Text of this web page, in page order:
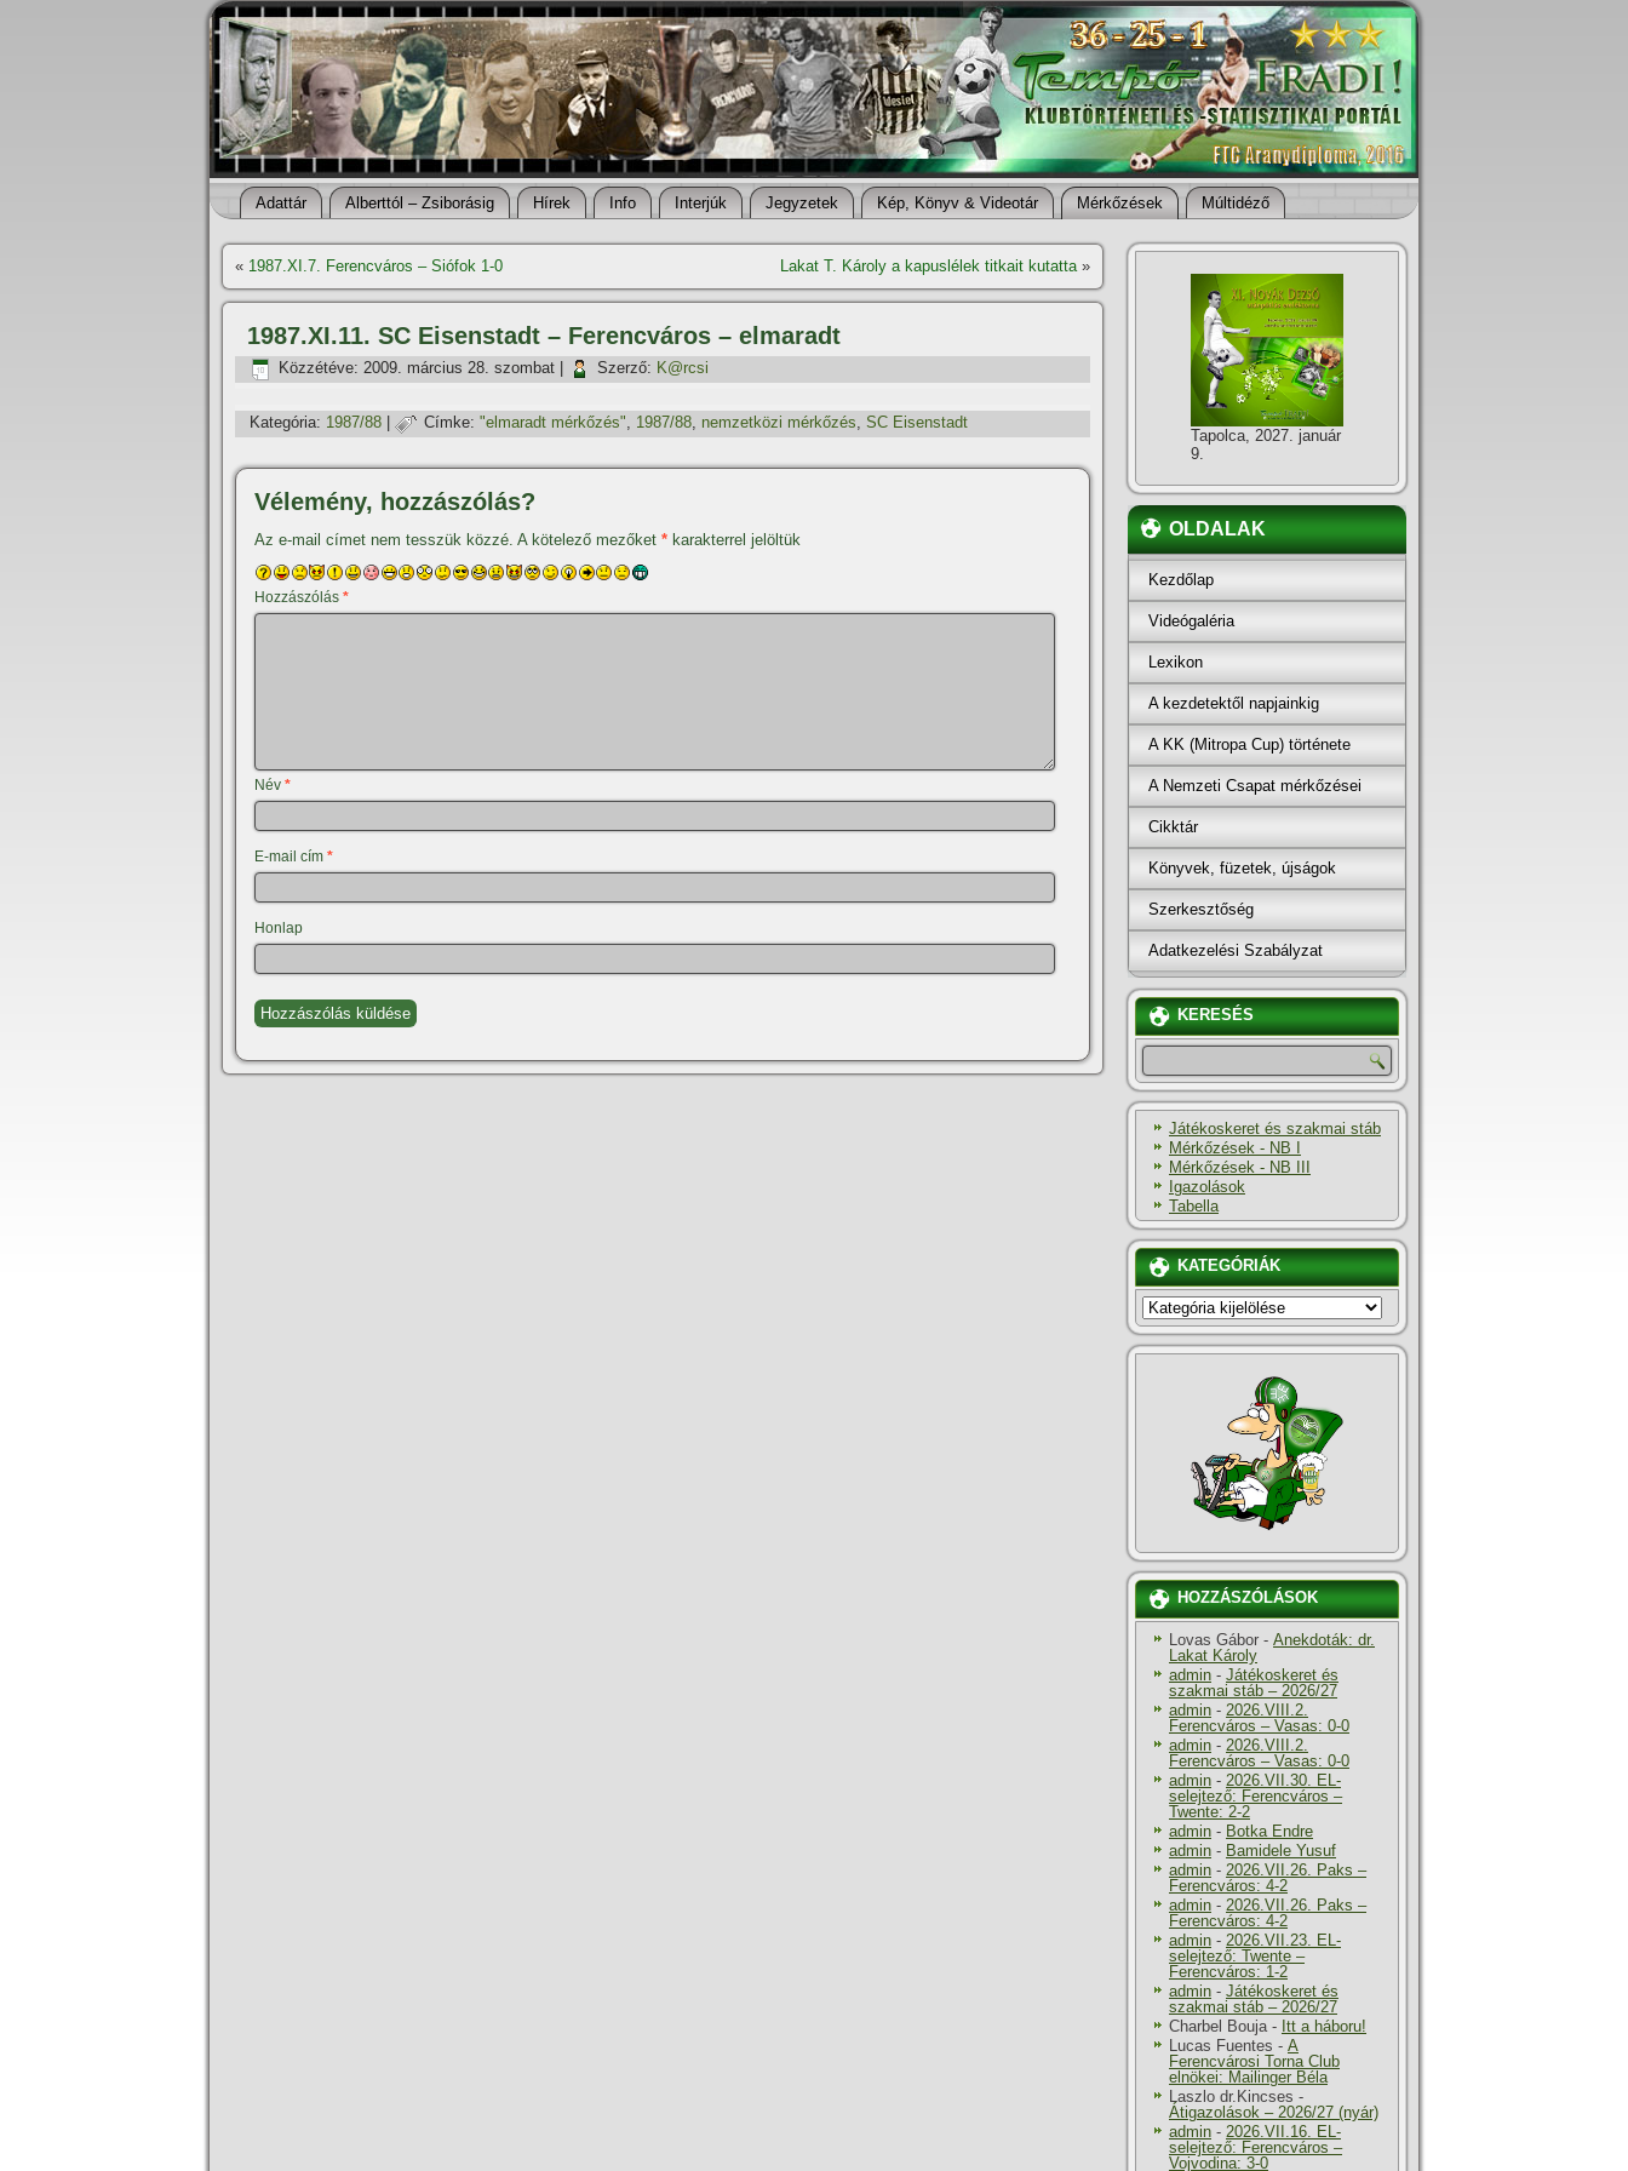
Adattár Alberttól – Zsiborásig Hí­rek Info Interjúk Jegyzetek Kép, Könyv & Videotár Mérkőzések Múltidéző
« 1987.XI.7. Ferencváros – Siófok 1-0 Lakat T. Károly a kapuslélek titkait kutatta»
1987.XI.11. SC Eisenstadt – Ferencváros – elmaradt
Közzétéve: 2009. március 28. szombat Szerző: K@rcsi
Kategória: 1987/88 Címke: "elmaradt mérkőzés", 1987/88, nemzetközi mérkőzés, SC Eisenstadt
Vélemény, hozzászólás?
Az e-mail címet nem tesszük közzé. A kötelező mezőket * karakterrel jelöltük
Hozzászólás *
Név *
E-mail cím *
Honlap
Tapolca, 2027. január
9.
OLDALAK
Kezdőlap
Videógaléria
Lexikon
A kezdetektől napjainkig
A KK (Mitropa Cup) története
A Nemzeti Csapat mérkőzései
Cikktár
Könyvek, füzetek, újságok
Szerkesztőség
Adatkezelési Szabályzat
KERESÉS
Játékoskeret és szakmai stáb
Mérkőzések - NB I
Mérkőzések - NB III
Igazolások
Tabella
KATEGÓRIÁK
KATEGÓRIÁK
HOZZÁSZÓLÁSOK
Lovas Gábor - Anekdoták: dr.
Lakat Károly
admin - Játékoskeret és
szakmai stáb – 2026/27
admin - 2026.VIII.2.
Ferencváros – Vasas: 0-0
admin - 2026.VIII.2.
Ferencváros – Vasas: 0-0
admin - 2026.VII.30. EL-
selejtező: Ferencváros –
Twente: 2-2
admin - Botka Endre
admin - Bamidele Yusuf
admin - 2026.VII.26. Paks –
Ferencváros: 4-2
admin - 2026.VII.26. Paks –
Ferencváros: 4-2
admin - 2026.VII.23. EL-
selejtező: Twente –
Ferencváros: 1-2
admin - Játékoskeret és
szakmai stáb – 2026/27
Charbel Bouja- Itt a háboru!
Lucas Fuentes - A
Ferencvárosi Torna Club
elnökei: Mailinger Béla
Laszlo dr.Kincses -
Átigazolások – 2026/27 (nyár)
admin - 2026.VII.16. EL-
selejtező: Ferencváros –
Vojvodina: 3-0